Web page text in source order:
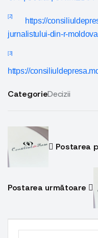
[2]
https://
jurnalistului-din-r-moldova
[3]
https://
CategorieDecizii
Postarea
Postarea următoare